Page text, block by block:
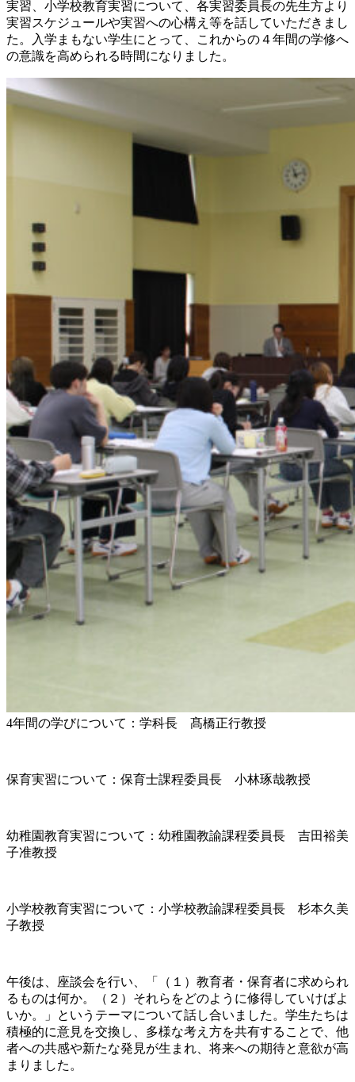
実習、小学校教育実習について、各実習委員長の先生方より
実習スケジュールや実習への心構え等を話していただきまし
た。入学まもない学生にとって、これからの４年間の学修へ
の意識を高められる時間になりました。
4年間の学びについて：学科長 髙橋正行教授
保育実習について：保育士課程委員長 小林琢哉教授
幼稚園教育実習について：幼稚園教諭課程委員長 吉田裕美
子准教授
小学校教育実習について：小学校教諭課程委員長 杉本久美
子教授
午後は、座談会を行い、「（１）教育者・保育者に求められ
るものは何か。（２）それらをどのように修得していけばよ
いか。」というテーマについて話し合いました。学生たちは
積極的に意見を交換し、多様な考え方を共有することで、他
者への共感や新たな発見が生まれ、将来への期待と意欲が高
まりました。